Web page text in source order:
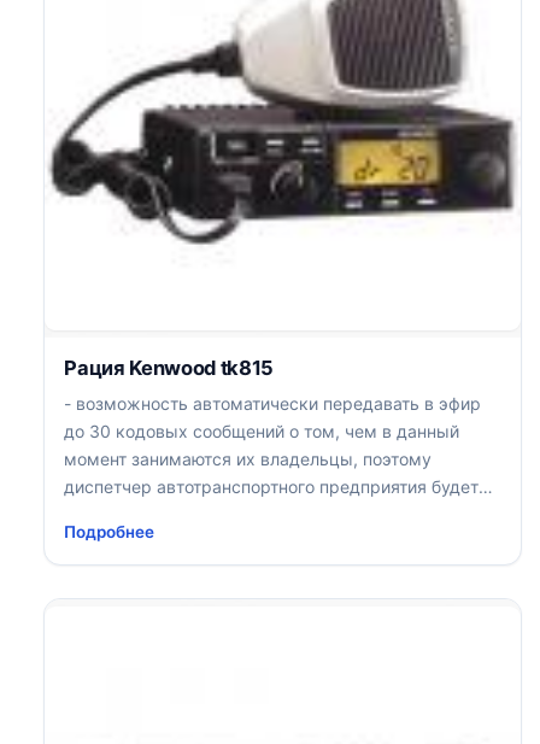
Рация Kenwood tk815
- возможность автоматически передавать в эфир
до 30 кодовых сообщений о том, чем в данный
момент занимаются их владельцы, поэтому
диспетчер автотранспортного предприятия будет
на перерыве, кто не вышел на работу, кто готов к
выполнению нового задания
Подробнее